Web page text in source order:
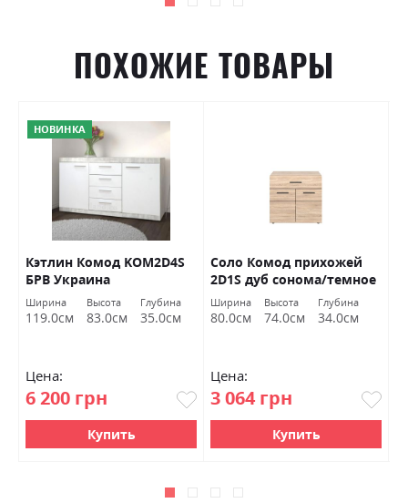
ПОХОЖИЕ ТОВАРЫ
НОВИНКА
Кэтлин Комод KOM2D4S
БРВ Украина
Ширина
119.0см
Высота
83.0см
Глубина
35.0см
Цена:
6 200 грн
Купить
Соло Комод прихожей
2D1S дуб сонома/темное
венге ВМВ Холдинг
Ширина
80.0см
Высота
74.0см
Глубина
34.0см
Цена:
3 064 грн
Купить